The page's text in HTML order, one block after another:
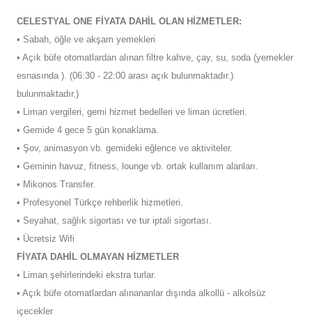
CELESTYAL ONE FİYATA DAHİL OLAN HİZMETLER:
• Sabah, öğle ve akşam yemekleri
• Açık büfe otomatlardan alınan filtre kahve, çay, su, soda (yemekler
esnasında ). (06:30 - 22:00 arası açık bulunmaktadır.)
bulunmaktadır.)
• Liman vergileri, gemi hizmet bedelleri ve liman ücretleri.
• Gemide 4 gece 5 gün konaklama.
• Şov, animasyon vb. gemideki eğlence ve aktiviteler.
• Geminin havuz, fitness, lounge vb. ortak kullanım alanları.
• Mikonos Transfer.
• Profesyonel Türkçe rehberlik hizmetleri.
• Seyahat, sağlık sigortası ve tur iptali sigortası.
• Ücretsiz Wifi
FİYATA DAHİL OLMAYAN HİZMETLER
• Liman şehirlerindeki ekstra turlar.
• Açık büfe otomatlardan alınananlar dışında alkollü - alkolsüz
içecekler